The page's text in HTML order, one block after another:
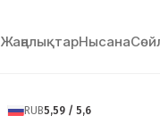
ЖаңалықтарНысана
RUB5,59 / 5,6